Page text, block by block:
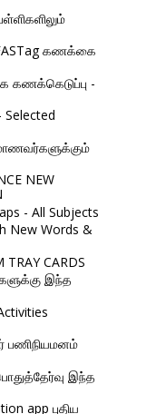
கணக்கை
-
Selected
NEW
- All Subjects
New Words &
CARDS
இந்த
பணிநியமனம்
இந்த
app புதிய